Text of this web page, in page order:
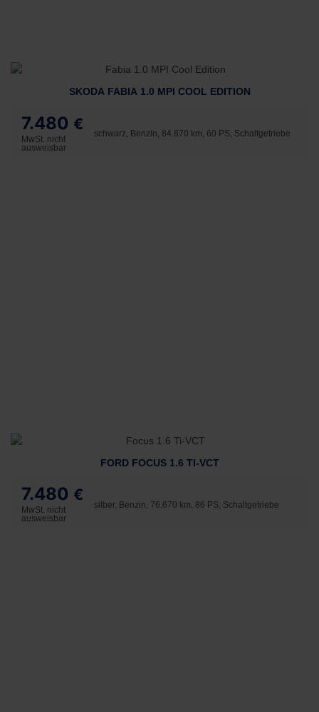
SKODA FABIA 1.0 MPI COOL EDITION
7.480 €
MwSt. nicht
ausweisbar
schwarz, Benzin, 84.870 km, 60 PS, Schaltgetriebe
FORD FOCUS 1.6 TI-VCT
7.480 €
MwSt. nicht
ausweisbar
silber, Benzin, 76.670 km, 86 PS, Schaltgetriebe